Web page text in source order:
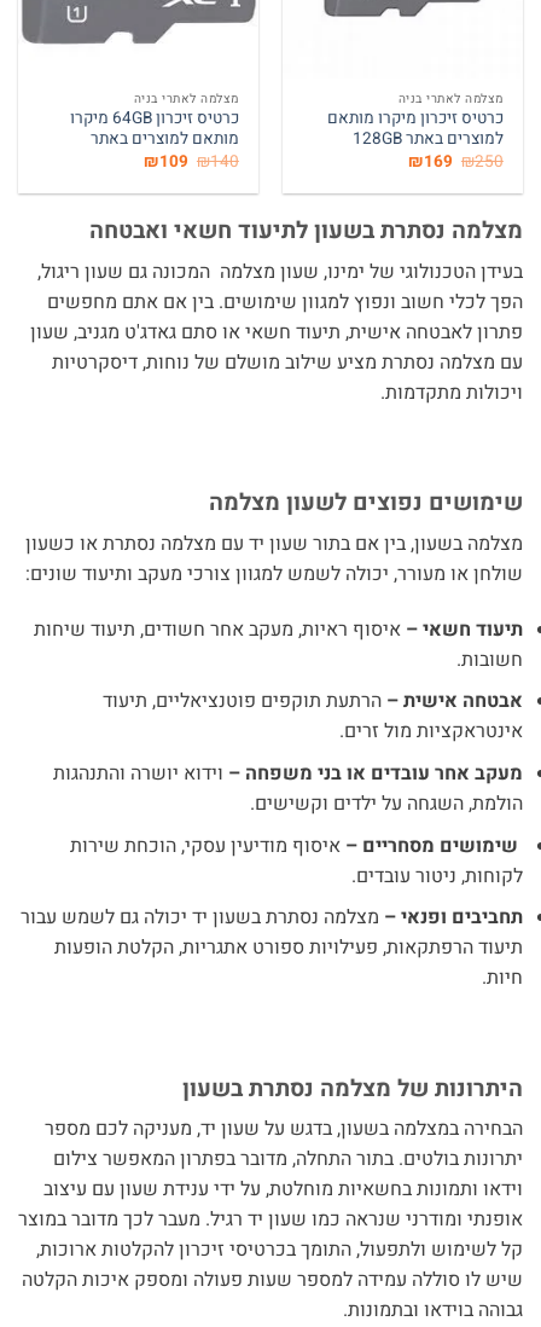
מצלמה לאתרי בניה
כרטיס זיכרון מיקרו מותאם
למוצרים באתר 128GB
₪250 המחיר
היה:
₪169 המחיר
הוא:
מצלמה לאתרי בניה
כרטיס זיכרון 64GB מיקרו
מותאם למוצרים באתר
₪140 המחיר
היה:
₪109 המחיר
הוא:
מצלמה נסתרת בשעון לתיעוד חשאי ואבטחה
בעידן הטכנולוגי של ימינו, שעון מצלמה המכונה גם שעון ריגול,
הפך לכלי חשוב ונפוץ למגוון שימושים. בין אם אתם מחפשים
פתרון לאבטחה אישית, תיעוד חשאי או סתם גאדג'ט מגניב, שעון
עם מצלמה נסתרת מציע שילוב מושלם של נוחות, דיסקרטיות
ויכולות מתקדמות.
שימושים נפוצים לשעון מצלמה
מצלמה בשעון, בין אם בתור שעון יד עם מצלמה נסתרת או כשעון
שולחן או מעורר, יכולה לשמש למגוון צורכי מעקב ותיעוד שונים:
תיעוד חשאי – איסוף ראיות, מעקב אחר חשודים, תיעוד שיחות
חשובות.
אבטחה אישית – הרתעת תוקפים פוטנציאליים, תיעוד
אינטראקציות מול זרים.
מעקב אחר עובדים או בני משפחה – וידוא יושרה והתנהגות
הולמת, השגחה על ילדים וקשישים.
שימושים מסחריים – איסוף מודיעין עסקי, הוכחת שירות
לקוחות, ניטור עובדים.
תחביבים ופנאי – מצלמה נסתרת בשעון יד יכולה גם לשמש עבור
תיעוד הרפתקאות, פעילויות ספורט אתגריות, הקלטת הופעות
חיות.
היתרונות של מצלמה נסתרת בשעון
הבחירה במצלמה בשעון, בדגש על שעון יד, מעניקה לכם מספר
יתרונות בולטים. בתור התחלה, מדובר בפתרון המאפשר צילום
וידאו ותמונות בחשאיות מוחלטת, על ידי ענידת שעון עם עיצוב
אופנתי ומודרני שנראה כמו שעון יד רגיל. מעבר לכך מדובר במוצר
קל לשימוש ולתפעול, התומך בכרטיסי זיכרון להקלטות ארוכות,
שיש לו סוללה עמידה למספר שעות פעולה ומספק איכות הקלטה
גבוהה בוידאו ובתמונות.